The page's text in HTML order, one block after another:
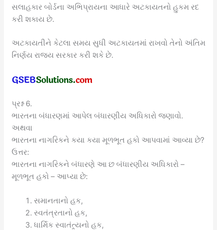
સલાહકાર બોર્ડના અભિપ્રાયના આધારે અટકાયતનો હુકમ રદ
કરી શકાય છે.
અટકાયતીને કેટલા સમય સુધી અટકાયતમાં રાખવો તેનો અંતિમ
નિર્ણય રાજ્ય સરકાર કરી શકે છે.
પ્રશ્ન 6.
ભારતના બંધારણમાં આપેલ બંધારણીય અધિકારો જણાવો.
અથવા
ભારતના નાગરિકને કયા કયા મૂળભૂત હકો આપવામાં આવ્યા છે?
ઉત્તર:
ભારતના નાગરિકને બંધારણે આ છ બંધારણીય અધિકારો –
મૂળભૂત હકો – આપ્યા છે:
સમાનતાનો હક,
સ્વતંત્રતાનો હક,
ધાર્મિક સ્વાતંત્ર્યનો હક,